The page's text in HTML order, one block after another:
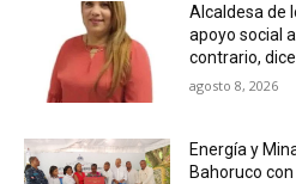
Alcaldesa de
apoyo social
contrario,
agosto 8, 2026
Energía y
Bahoruco